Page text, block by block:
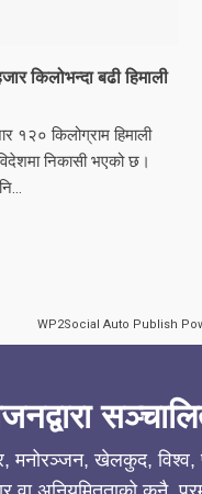
किलोभन्दा बढी हिमाली
१२० किलोग्राम हिमाली
निकासी भएको छ।
WP2Social Auto Publish
मनोरञ्जन, खेलकुद, विश्व,